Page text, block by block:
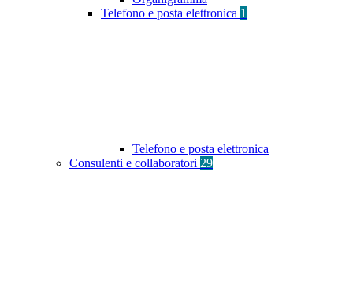
Telefono e posta elettronica 1
Telefono e posta elettronica
Consulenti e collaboratori 29